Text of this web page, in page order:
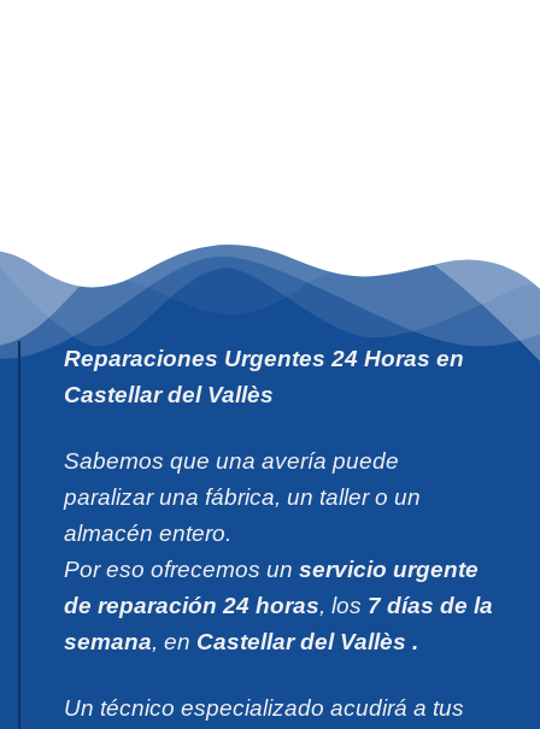
Reparaciones Urgentes 24 Horas en
Castellar del Vallès
Sabemos que una avería puede
paralizar una fábrica, un taller o un
almacén entero.
Por eso ofrecemos un servicio urgente
de reparación 24 horas, los 7 días de la
semana, en Castellar del Vallès .
Un técnico especializado acudirá a tus